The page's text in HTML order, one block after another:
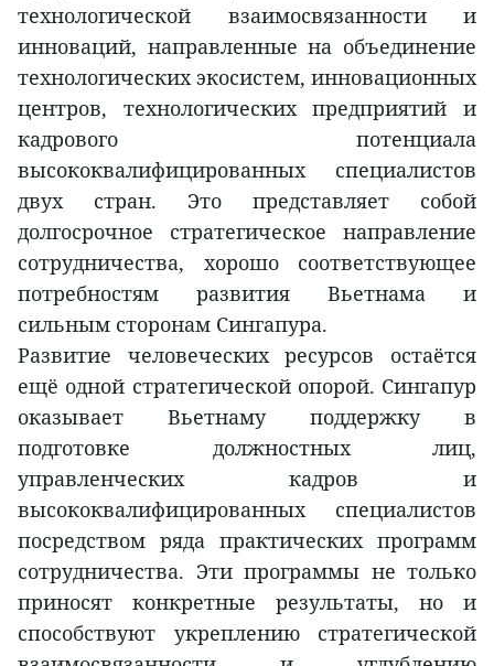
технологической взаимосвязанности и
инноваций, направленные на объединение
технологических экосистем, инновационных
центров, технологических предприятий и
кадрового потенциала
высококвалифицированных специалистов
двух стран. Это представляет собой
долгосрочное стратегическое направление
сотрудничества, хорошо соответствующее
потребностям развития Вьетнама и
сильным сторонам Сингапура.
Развитие человеческих ресурсов остаётся
ещё одной стратегической опорой. Сингапур
оказывает Вьетнаму поддержку в
подготовке должностных лиц,
управленческих кадров и
высококвалифицированных специалистов
посредством ряда практических программ
сотрудничества. Эти программы не только
приносят конкретные результаты, но и
способствуют укреплению стратегической